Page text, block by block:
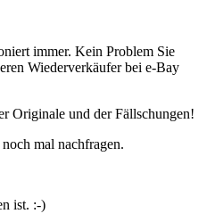
immer. Kein Problem Sie
Wiederverkäufer bei e-Bay
Originale und der Fällschungen!
mal nachfragen.
ist. :-)